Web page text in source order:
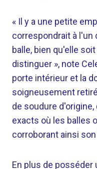
« Il y a une petite
correspondrait à l'un
balle, bien qu'elle
distinguer », note
porte intérieur et la
soigneusement
de soudure
exacts où les balles
corroborant ainsi
En plus de posséder